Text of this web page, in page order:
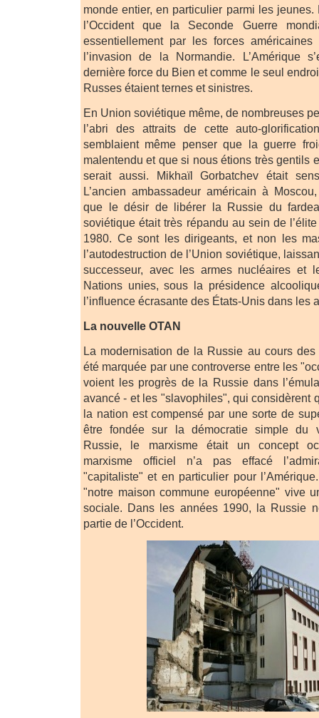
monde entier, en particulier parmi les
l’Occident que la Seconde Guerre
essentiellement par les forces
l’invasion de la Normandie. L’Amérique
dernière force du Bien et comme le seul
Russes étaient ternes et sinistres.
En Union soviétique même, de nombreuses
l’abri des attraits de cette auto-
semblaient même penser que la guerre
malentendu et que si nous étions très gentils
serait aussi. Mikhaïl Gorbatchev était
L’ancien ambassadeur américain à
que le désir de libérer la Russie du
soviétique était très répandu au sein de
1980. Ce sont les dirigeants, et non les
l’autodestruction de l’Union soviétique,
successeur, avec les armes nucléaires et
Nations unies, sous la présidence
l’influence écrasante des États-Unis dans les
La nouvelle OTAN
La modernisation de la Russie au cours
été marquée par une controverse entre les
voient les progrès de la Russie dans
avancé - et les "slavophiles", qui considèrent
la nation est compensé par une sorte de
être fondée sur la démocratie simple du
Russie, le marxisme était un concept
marxisme officiel n’a pas effacé
"capitaliste" et en particulier pour
"notre maison commune européenne" vive
sociale. Dans les années 1990, la Russie
partie de l’Occident.